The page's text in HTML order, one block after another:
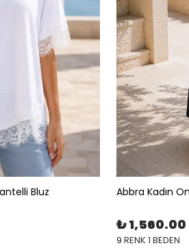
Bluz
₺ 1,560.00
9 RENK 1 BEDEN